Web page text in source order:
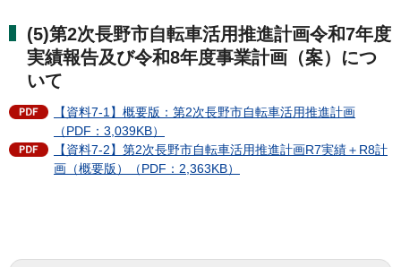
(5)第2次長野市自転車活用推進計画令和7年度
実績報告及び令和8年度事業計画（案）につ
いて
【資料7-1】概要版：第2次長野市自転車活用推進計画
（PDF：3,039KB）
【資料7-2】第2次長野市自転車活用推進計画R7実績＋R8計
画（概要版）（PDF：2,363KB）